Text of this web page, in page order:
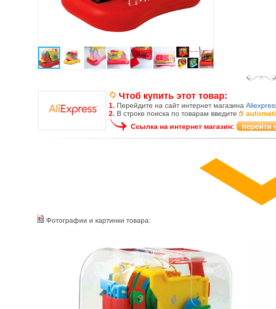
Чтоб купить этот товар:
1. Перейдите на сайт интернет магазина
2. В строке поиска по товарам введите
Ссылка на интернет магазин:
перейти
Фотографии и картинки товара: